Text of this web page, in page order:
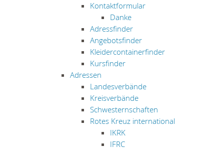
Kontaktformular
Danke
Adressfinder
Angebotsfinder
Kleidercontainerfinder
Kursfinder
Adressen
Landesverbände
Kreisverbände
Schwesternschaften
Rotes Kreuz international
IKRK
IFRC